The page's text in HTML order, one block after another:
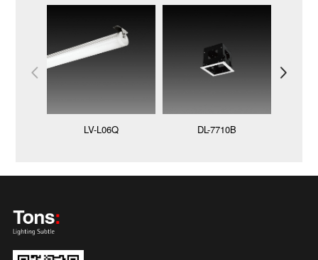
LV-L06Q DL-7710B